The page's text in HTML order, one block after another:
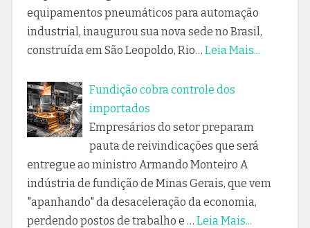
equipamentos pneumáticos para automação
industrial, inaugurou sua nova sede no Brasil,
construída em São Leopoldo, Rio… Leia Mais...
Fundição cobra controle dos
importados
Empresários do setor preparam
pauta de reivindicações que será
entregue ao ministro Armando Monteiro A
indústria de fundição de Minas Gerais, que vem
"apanhando" da desaceleração da economia,
perdendo postos de trabalho e … Leia Mais...